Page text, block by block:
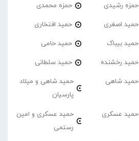
حمزه رشیدی حمزه محمدی
حمید اصغری حمید افتخاری
حمید بیباک حمید حامی
حمید رخشنده حمید سلطانی
حمید شاهی
حمید شاهی و میلاد
پارسیان
حمید عسکری
حمید عسکری و امین
رستمی